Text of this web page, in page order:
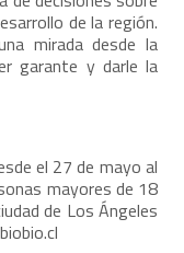
de la región.
mirada desde la
garante y darle la
el 27 de mayo al
mayores de 18
de Los Ángeles